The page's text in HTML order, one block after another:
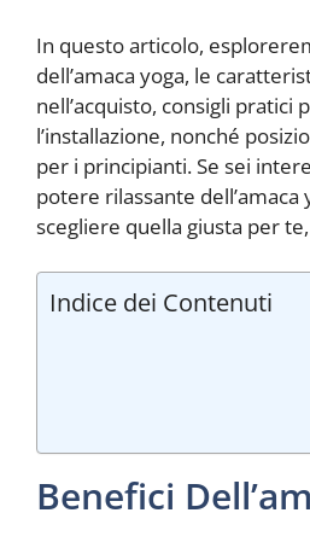
In questo articolo,
dell’amaca yoga, le
nell’acquisto, consigli pratici
l’installazione, nonché
per i principianti. Se sei
potere rilassante dell’amaca
scegliere quella giusta per
Indice dei Contenuti
Benefici